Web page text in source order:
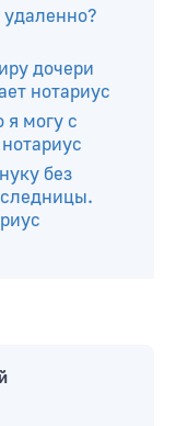
дочери
нотариус
могу с
без